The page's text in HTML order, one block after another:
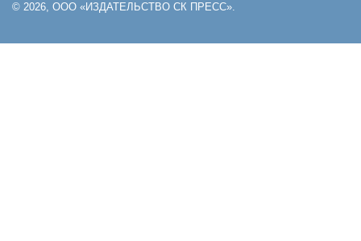
© 2026, ООО «ИЗДАТЕЛЬСТВО СК ПРЕСС».